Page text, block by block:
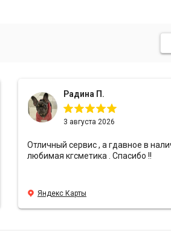
Радина П.
3 августа 2026
Отличный сервис , а гдавное в
любимая кгсметика . Спасибо !!
Яндекс Карты